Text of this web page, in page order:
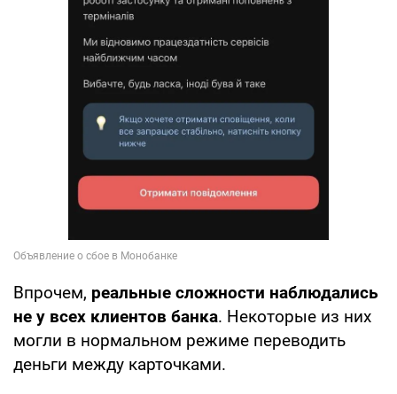
Впрочем, реальные сложности наблюдались
не у всех клиентов банка. Некоторые из них
могли в нормальном режиме переводить
деньги между карточками.